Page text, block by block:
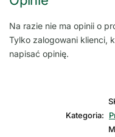
Na razie nie ma opinii o
Tylko zalogowani klienci,
napisać opinię.
Kategoria: